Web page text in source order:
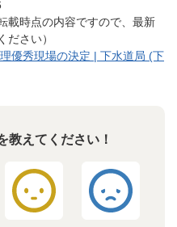
載時点の内容ですので、最新
ださい）
優秀現場の決定 | 下水道局 (下
教えてください！